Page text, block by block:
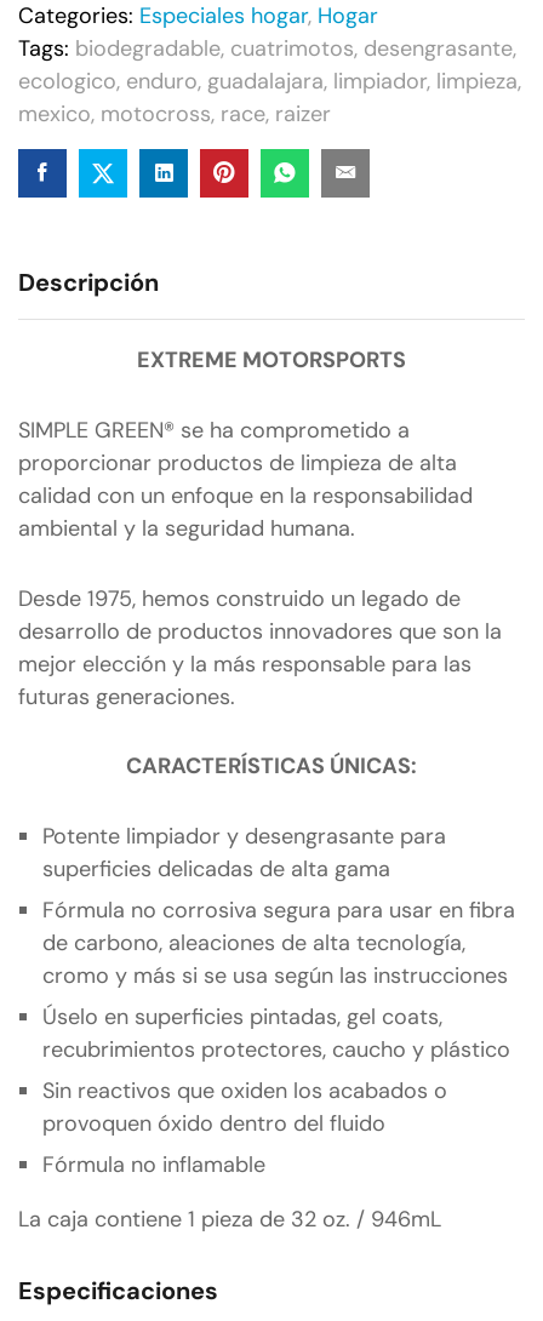
Categories: Especiales hogar, Hogar
Tags: biodegradable, cuatrimotos, desengrasante,
ecologico, enduro, guadalajara, limpiador, limpieza,
mexico, motocross, race, raizer
Descripción
EXTREME MOTORSPORTS
SIMPLE GREEN® se ha comprometido a
proporcionar productos de limpieza de alta
calidad con un enfoque en la responsabilidad
ambiental y la seguridad humana.
Desde 1975, hemos construido un legado de
desarrollo de productos innovadores que son la
mejor elección y la más responsable para las
futuras generaciones.
CARACTERÍSTICAS ÚNICAS:
Potente limpiador y desengrasante para
superficies delicadas de alta gama
Fórmula no corrosiva segura para usar en fibra
de carbono, aleaciones de alta tecnología,
cromo y más si se usa según las instrucciones
Úselo en superficies pintadas, gel coats,
recubrimientos protectores, caucho y plástico
Sin reactivos que oxiden los acabados o
provoquen óxido dentro del fluido
Fórmula no inflamable
La caja contiene 1 pieza de 32 oz. / 946mL
Especificaciones